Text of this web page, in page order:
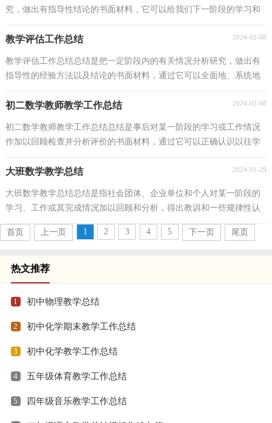
究，做出有指导性结论的书面材料，它可以给我们下一阶段的学习和
教学评估工作总结 2024-02-08
教学评估工作总结总结是把一定阶段内的有关情况分析研究，做出有
指导性的经验方法以及结论的书面材料，通过它可以全面地、系统地
初二数学教师教学工作总结 2024-02-08
初二数学教师教学工作总结总结是事后对某一阶段的学习或工作情况
作加以回顾检查并分析评价的书面材料，通过它可以正确认识以往学
大班数学教学总结 2024-01-29
大班数学教学总结总结是指社会团体、企业单位和个人对某一阶段的
学习、工作或其完成情况加以回顾和分析，得出教训和一些规律性认
识的一种书面材料，它能够使头脑更加清醒，目标更...
首页
上一页 1 2 3 4 5 下一页 尾页
热文推荐
1 初中物理教学总结
2 初中化学期末教学工作总结
3 初中化学教学工作总结
4 五年级体育教学工作总结
5 四年级音乐教学工作总结